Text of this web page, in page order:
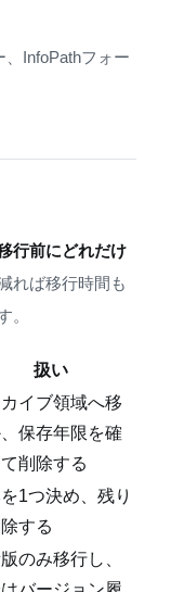
InfoPathフォー
行前にどれだけ
れば移行時間も
。
扱い
イブ領域へ移
保存年限を確
削除する
1つ決め、残り
する
のみ移行し、